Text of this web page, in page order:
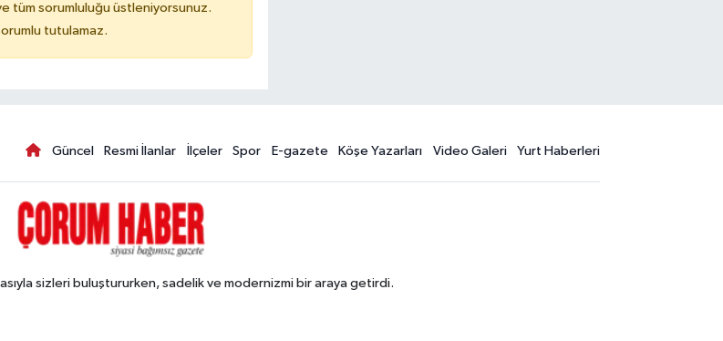
tüm sorumluluğu üstleniyorsunuz.
tutulamaz.
Güncel Resmi İlanlar İlçeler Spor E-gazete Köşe Yazarları Video Galeri Yurt Haberleri
sizleri buluştururken, sadelik ve modernizmi bir araya getirdi.